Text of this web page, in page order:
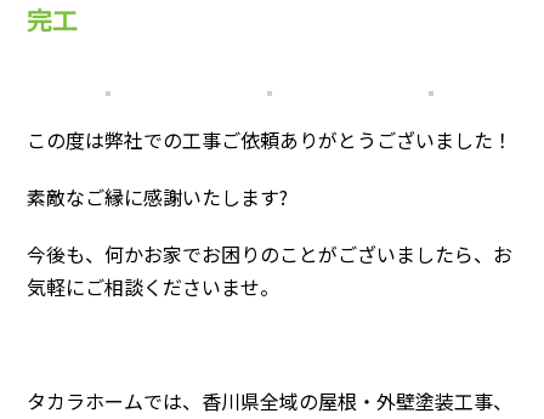
完工
この度は弊社での工事ご依頼ありがとうございました！
素敵なご縁に感謝いたします?
今後も、何かお家でお困りのことがございましたら、お
気軽にご相談くださいませ。
タカラホームでは、香川県全域の屋根・外壁塗装工事、